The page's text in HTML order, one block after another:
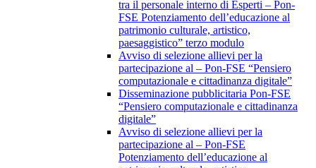
tra il personale interno di Esperti – Pon-
FSE Potenziamento dell’educazione al
patrimonio culturale, artistico,
paesaggistico” terzo modulo
Avviso di selezione allievi per la
partecipazione al – Pon-FSE “Pensiero
computazionale e cittadinanza digitale”
Disseminazione pubblicitaria Pon-FSE
“Pensiero computazionale e cittadinanza
digitale”
Avviso di selezione allievi per la
partecipazione al – Pon-FSE
Potenziamento dell’educazione al